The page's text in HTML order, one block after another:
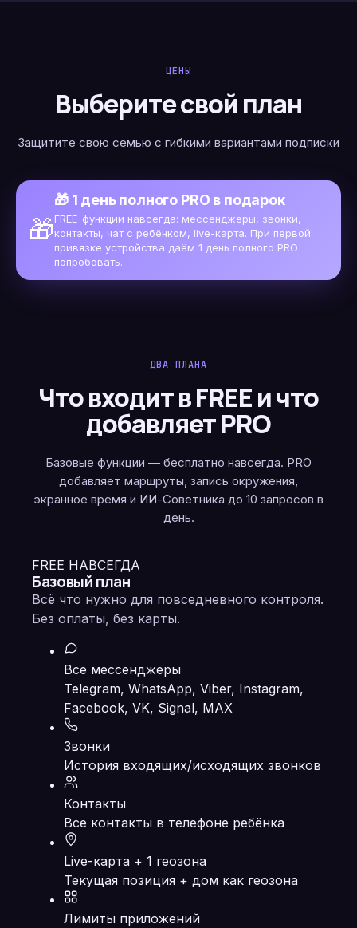
ЦЕНЫ
Выберите свой план
Защитите свою семью с гибкими вариантами подписки
🎁
🎁 1 день полного PRO в подарок
FREE-функции навсегда: мессенджеры, звонки,
контакты, чат с ребёнком, live-карта. При первой
привязке устройства даём 1 день полного PRO
попробовать.
ДВА ПЛАНА
Что входит в FREE и что
добавляет PRO
Базовые функции — бесплатно навсегда. PRO
добавляет маршруты, запись окружения,
экранное время и ИИ-Советника до 10 запросов в
день.
FREE НАВСЕГДА
Базовый план
Всё что нужно для повседневного контроля.
Без оплаты, без карты.
Все мессенджеры
Telegram, WhatsApp, Viber, Instagram,
Facebook, VK, Signal, MAX
Звонки
История входящих/исходящих звонков
Контакты
Все контакты в телефоне ребёнка
Live-карта + 1 геозона
Текущая позиция + дом как геозона
Лимиты приложений